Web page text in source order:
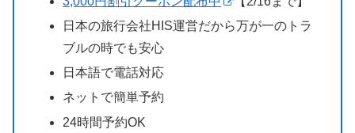
日本の旅行会社HIS運営だから万が一のトラ
ブルの時でも安心
日本語で電話対応
ネットで簡単予約
24時間予約OK